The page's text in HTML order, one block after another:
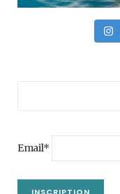
Email*